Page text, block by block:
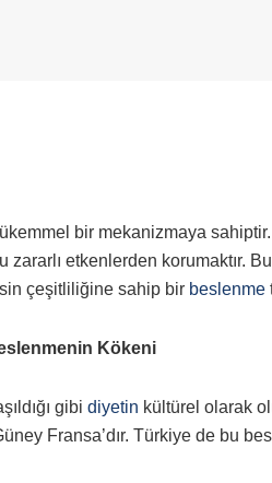
bir mekanizmaya
zararlı etkenlerden korumaktır.
çeşitliliğine sahip bir beslenme
Kökeni
gibi diyetin kültürel olarak
Fransa’dır. Türkiye de bu